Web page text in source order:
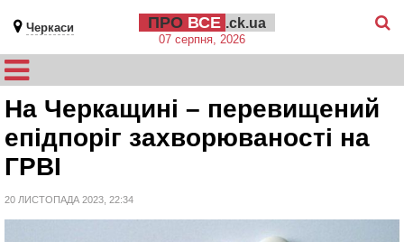
Черкаси ПРО ВСЕ .ck.ua
07 серпня, 2026
На Черкащині – перевищений
епідпоріг захворюваності на
ГРВІ
20 ЛИСТОПАДА 2023, 22:34